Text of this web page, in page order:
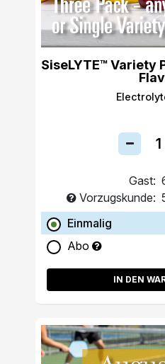
SiseLYTE™ Variety
Gast:
Vorzugskunde:
Einmalig
Abo
IN DEN